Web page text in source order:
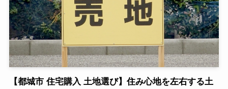
【都城市 住宅購入 土地選び】住み心地を左右する土